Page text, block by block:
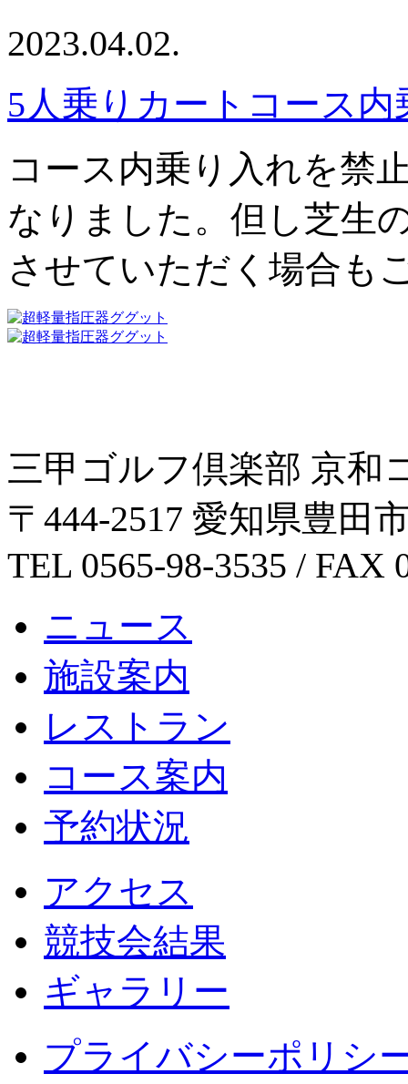
2023.04.02.
5人乗りカートコース
コース内乗り入れを禁
なりました。但し芝生
させていただく場合も
三甲ゴルフ倶楽部 京和
〒444-2517 愛知県豊田
TEL 0565-98-3535 / FAX
ニュース
施設案内
レストラン
コース案内
予約状況
アクセス
競技会結果
ギャラリー
プライバシーポリシ